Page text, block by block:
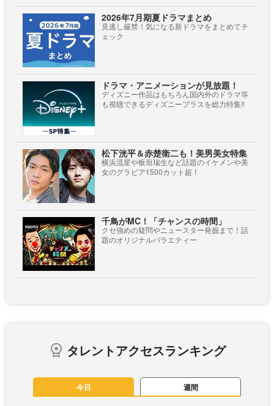
2026年7月期夏ドラマまとめ
見逃し厳禁！気になる新ドラマをまとめてチ
ェック
ドラマ・アニメーションが見放題！
ディズニー作品はもちろん国内外のドラマ等
も視聴できるディズニープラスを総力特集!!
松下洸平＆赤楚衛二も！美男美女特集
横浜流星や板垣瑞生など話題のイケメンや美
女のグラビア1500カット超！
千鳥がMC！「チャンスの時間」
クセ強めの疑問やニュースター発掘まで！話
題のオリジナルバラエティー
タレントアクセスランキング
今日 週間